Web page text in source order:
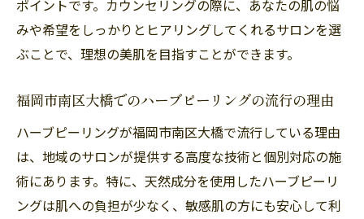
ポイントです。カウンセリングの際に、あなたの肌の悩
みや希望をしっかりとヒアリングしてくれるサロンを選
ぶことで、理想の美肌を目指すことができます。
福岡市南区大橋でのハーブピーリングの流行の理由
ハーブピーリングが福岡市南区大橋で流行している理由
は、地域のサロンが提供する高度な技術と個別対応の施
術にあります。特に、天然成分を使用したハーブピーリ
ングは肌への負担が少なく、敏感肌の方にも安心して利